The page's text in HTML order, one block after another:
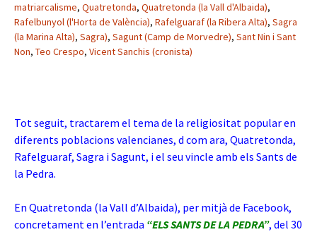
matriarcalisme, Quatretonda, Quatretonda (la Vall d'Albaida),
Rafelbunyol (l'Horta de València), Rafelguaraf (la Ribera Alta), Sagra
(la Marina Alta), Sagra), Sagunt (Camp de Morvedre), Sant Nin i Sant
Non, Teo Crespo, Vicent Sanchis (cronista)
Tot seguit, tractarem el tema de la religiositat popular en
diferents poblacions valencianes, d com ara, Quatretonda,
Rafelguaraf, Sagra i Sagunt, i el seu vincle amb els Sants de
la Pedra.
En Quatretonda (la Vall d’Albaida), per mitjà de Facebook,
concretament en l’entrada “ELS SANTS DE LA PEDRA”, del 30